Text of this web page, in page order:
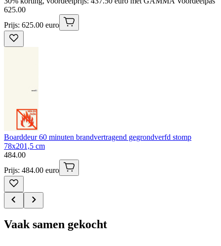
625.00
Prijs: 625.00 euro
Boarddeur 60 minuten brandvertragend gegrondverfd stomp
78x201,5 cm
484.00
Prijs: 484.00 euro
Vaak samen gekocht